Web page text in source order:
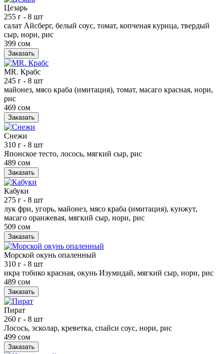
Цезарь
255 г - 8 шт
салат Айсберг, белый соус, томат, копченая курица, твердый
сыр, нори, рис
399 сом
Заказать
MR. Крабс
245 г - 8 шт
майонез, мясо краба (имитация), томат, масаго красная, нори,
рис
469 сом
Заказать
Снежи
310 г - 8 шт
Японское тесто, лосось, мягкий сыр, рис
489 сом
Заказать
Кабуки
275 г - 8 шт
лук фри, угорь, майонез, мясо краба (имитация), кунжут,
масаго оранжевая, мягкий сыр, нори, рис
509 сом
Заказать
Морской окунь опаленный
310 г - 8 шт
икра тобико красная, окунь Изумидай, мягкий сыр, нори, рис
489 сом
Заказать
Пират
260 г - 8 шт
Лосось, эсколар, креветка, спайси соус, нори, рис
499 сом
Заказать